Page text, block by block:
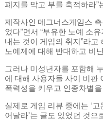
폐지를 막고 부를 축적하라”
제작사인 메그너스게임스
었다”면서 “부유한 노예 소
내는 것이 게임의 취지”라고
노예제에 대해 반대하고 비
그러나 미성년자를 포함해
에 대해 사용자들 사이 비판
폭력성을 키우고 인종차별
실제로 게임 리뷰 중에는 ‘
어달라’는 글도 있었던 것으